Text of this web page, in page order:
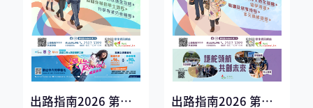
出路指南2026 第一
出路指南2026 第二